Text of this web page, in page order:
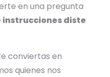
en una pregunta
instrucciones diste
conviertas en
quienes nos